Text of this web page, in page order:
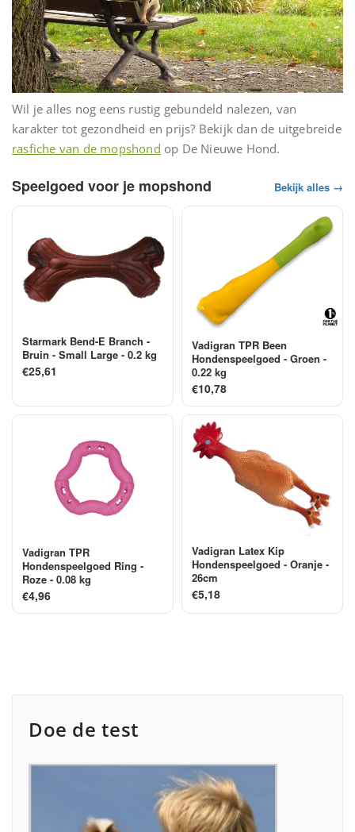
Wil je alles nog eens rustig gebundeld nalezen, van
karakter tot gezondheid en prijs? Bekijk dan de uitgebreide
rasfiche van de mopshond op De Nieuwe Hond.
Speelgoed voor je mopshond Bekijk alles →
Starmark Bend-E Branch -
Bruin - Small Large - 0.2 kg
€25,61
Vadigran TPR Been
Hondenspeelgoed - Groen -
0.22 kg
€10,78
Vadigran TPR
Hondenspeelgoed Ring -
Roze - 0.08 kg
€4,96
Vadigran Latex Kip
Hondenspeelgoed - Oranje -
26cm
€5,18
Doe de test